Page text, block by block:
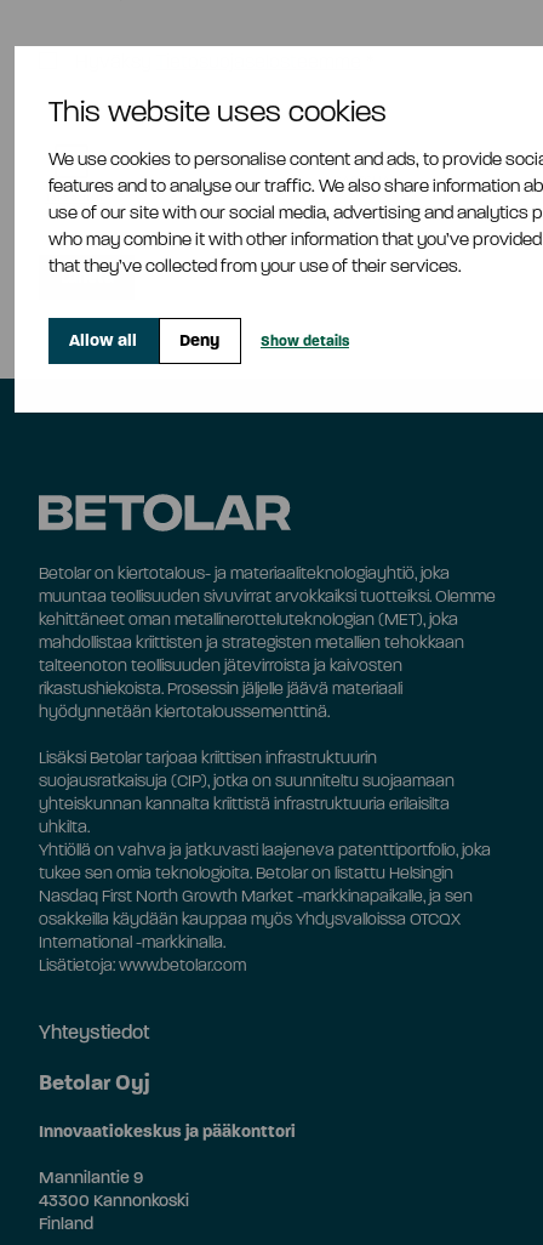
This website uses cookies
We use cookies to personalise content and ads, to provide
features and to analyse our traffic. We also share information
use of our site with our social media, advertising and analytics
who may combine it with other information that you’ve
that they’ve collected from your use of their services.
Allow all Deny Show details
Betolar on kiertotalous- ja materiaaliteknologiayhtiö, joka
muuntaa teollisuuden sivuvirrat arvokkaiksi tuotteiksi. Olemme
kehittäneet oman metallinerotteluteknologian (MET), joka
mahdollistaa kriittisten ja strategisten metallien tehokkaan
talteenoton teollisuuden jätevirroista ja kaivosten
rikastushiekoista. Prosessin jäljelle jäävä materiaali
hyödynnetään kiertotaloussementtinä.
Lisäksi Betolar tarjoaa kriittisen infrastruktuurin
suojausratkaisuja (CIP), jotka on suunniteltu suojaamaan
yhteiskunnan kannalta kriittistä infrastruktuuria erilaisilta
uhkilta.
Yhtiöllä on vahva ja jatkuvasti laajeneva patenttiportfolio, joka
tukee sen omia teknologioita. Betolar on listattu Helsingin
Nasdaq First North Growth Market -markkinapaikalle, ja sen
osakkeilla käydään kauppaa myös Yhdysvalloissa OTCQX
International -markkinalla.
Lisätietoja: www.betolar.com
Yhteystiedot
Betolar Oyj
Innovaatiokeskus ja pääkonttori
Mannilantie 9
43300 Kannonkoski
Finland